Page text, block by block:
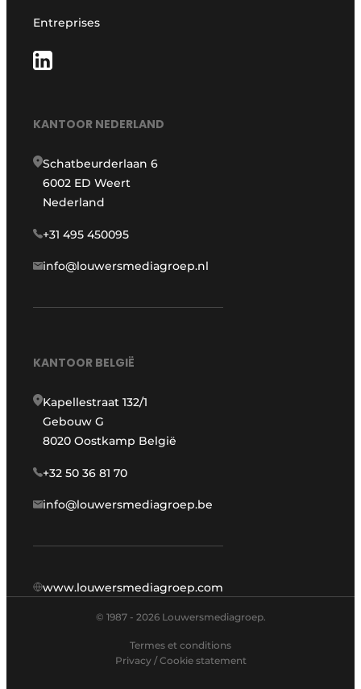
Entreprises
KANTOOR NEDERLAND
Schatbeurderlaan 6
6002 ED Weert
Nederland
+31 495 450095
info@louwersmediagroep.nl
KANTOOR BELGIË
Kapellestraat 132/1
Gebouw G
8020 Oostkamp België
+32 50 36 81 70
info@louwersmediagroep.be
www.louwersmediagroep.com
© 1987 - 2026 Louwersmediagroep.
Termes et conditions
Privacy / Cookie statement